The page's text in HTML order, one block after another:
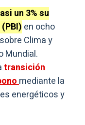
un 3% su
en ocho
Clima y
Mundial.
transición
mediante la
energéticos y